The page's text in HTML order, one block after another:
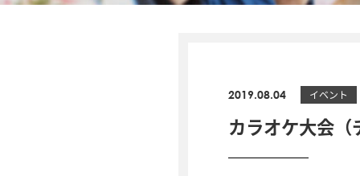
2019.08.04 イベント
カラオケ大会